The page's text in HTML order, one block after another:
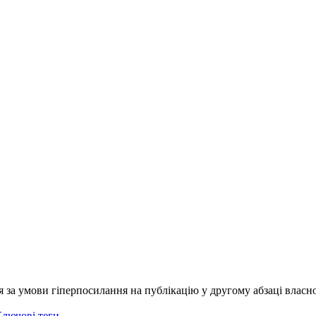
умови гіперпосилання на публікацію у другому абзаці